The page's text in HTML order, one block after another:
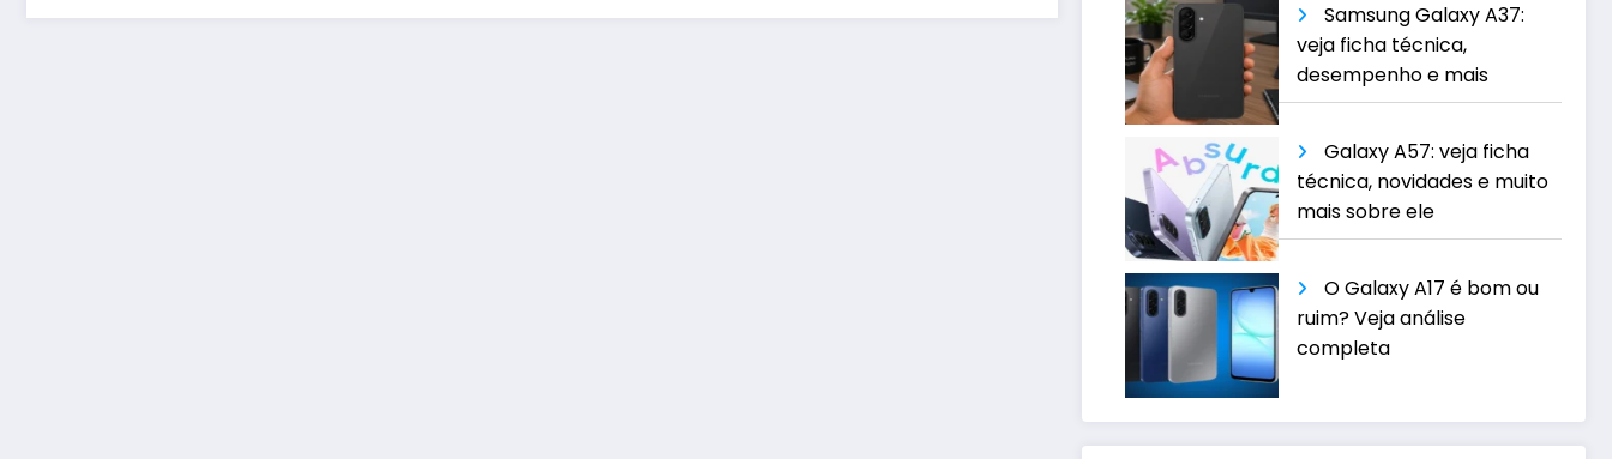
Samsung Galaxy A37:
veja ficha técnica,
desempenho e mais
Galaxy A57: veja ficha
técnica, novidades e muito
mais sobre ele
O Galaxy A17 é bom ou
ruim? Veja análise
completa